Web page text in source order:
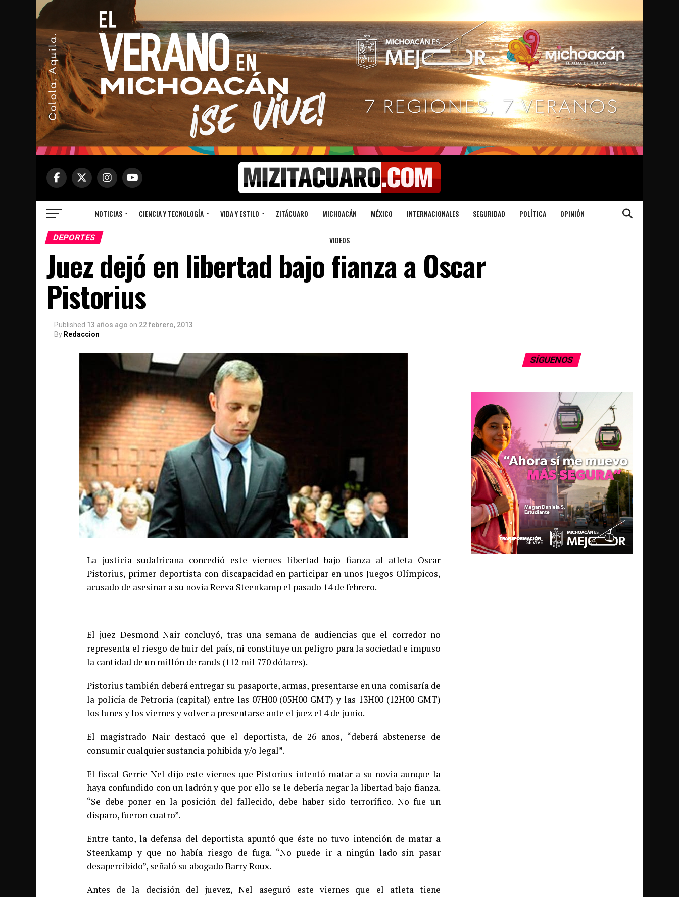
NOTICIAS CIENCIA Y TECNOLOGÍA VIDA Y ESTILO ZITÁCUARO MICHOACÁN MÉXICO INTERNACIONALES SEGURIDAD POLÍTICA OPINIÓN
VIDEOS
DEPORTES
Juez dejó en libertad bajo fianza a Oscar
Pistorius
Published 13 años ago on 22 febrero, 2013
By Redaccion
La justicia sudafricana concedió este viernes libertad bajo fianza al atleta Oscar
Pistorius, primer deportista con discapacidad en participar en unos Juegos Olímpicos,
acusado de asesinar a su novia Reeva Steenkamp el pasado 14 de febrero.
El juez Desmond Nair concluyó, tras una semana de audiencias que el corredor no
representa el riesgo de huir del país, ni constituye un peligro para la sociedad e impuso
la cantidad de un millón de rands (112 mil 770 dólares).
Pistorius también deberá entregar su pasaporte, armas, presentarse en una comisaría de
la policía de Petroria (capital) entre las 07H00 (05H00 GMT) y las 13H00 (12H00 GMT)
los lunes y los viernes y volver a presentarse ante el juez el 4 de junio.
El magistrado Nair destacó que el deportista, de 26 años, “deberá abstenerse de
consumir cualquier sustancia pohibida y/o legal”.
El fiscal Gerrie Nel dijo este viernes que Pistorius intentó matar a su novia aunque la
haya confundido con un ladrón y que por ello se le debería negar la libertad bajo fianza.
“Se debe poner en la posición del fallecido, debe haber sido terrorífico. No fue un
disparo, fueron cuatro”.
Entre tanto, la defensa del deportista apuntó que éste no tuvo intención de matar a
Steenkamp y que no había riesgo de fuga. “No puede ir a ningún lado sin pasar
desapercibido”, señaló su abogado Barry Roux.
Antes de la decisión del juevez, Nel aseguró este viernes que el atleta tiene
SÍGUENOS